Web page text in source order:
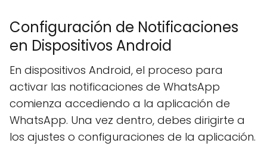
Configuración de Notificaciones
en Dispositivos Android
En dispositivos Android, el proceso para
activar las notificaciones de WhatsApp
comienza accediendo a la aplicación de
WhatsApp. Una vez dentro, debes dirigirte a
los ajustes o configuraciones de la aplicación.